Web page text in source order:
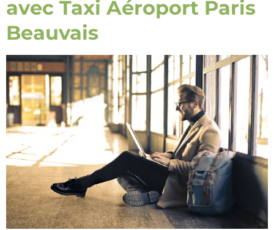
avec Taxi Aéroport Paris
Beauvais